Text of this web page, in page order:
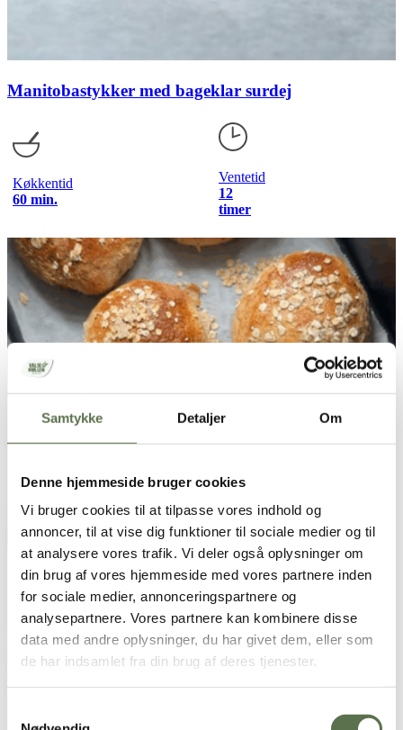
Samtykke Detaljer Om
Denne hjemmeside bruger cookies
Vi bruger cookies til at tilpasse vores indhold og
annoncer, til at vise dig funktioner til sociale medier og til
at analysere vores trafik. Vi deler også oplysninger om
din brug af vores hjemmeside med vores partnere inden
for sociale medier, annonceringspartnere og
analysepartnere. Vores partnere kan kombinere disse
data med andre oplysninger, du har givet dem, eller som
de har indsamlet fra din brug af deres tjenester.
Manitobastykker med bageklar surdej
Køkkentid
60 min.
Ventetid
12
timer
Fuldkornsboller i airfryer – bageblanding